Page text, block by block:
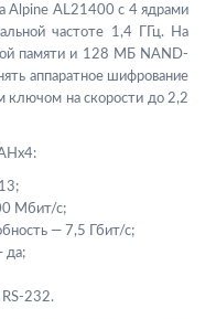
Alpine AL21400 с 4 ядрами
частоте 1,4 ГГц. На
памяти и 128 МБ NAND-
аппаратное шифрование
ключом на скорости до 2,2
Мбит/с;
— 7,5 Гбит/с;
да;
RS-232.